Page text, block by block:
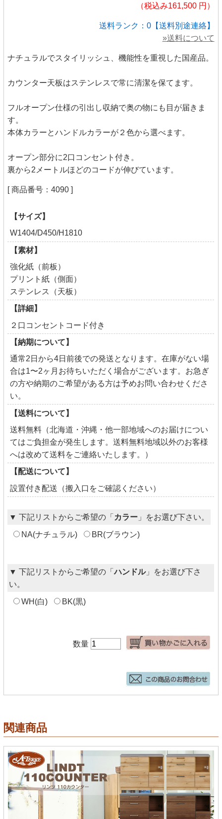
（税込み161,500 円）
送料ランク：0【送料別途連絡】
»送料について
ナチュラルでスタイリッシュ、機能性を重視した国産品。
カウンター天板はステンレスで常に清潔を保てます。
フルオープン仕様の引出し収納で奥の物にも目が届きま
す。
本体カラーとハンドルカラーが２色から選べます。
オープン部分に2口コンセント付き。
裏から2メートルほどのコードが伸びています。
[ 商品番号：4090 ]
【サイズ】
W1404/D450/H1810
【素材】
強化紙（前板）
プリント紙（側面）
ステンレス（天板）
【詳細】
２口コンセントコード付き
【納期について】
通常2日から4日前後での発送となります。在庫がない場
合は1〜2ヶ月お待ちいただく場合がございます。お急ぎ
の方や納期のご希望がある方は予めお問い合わせくださ
い。
【送料について】
送料無料（北海道・沖縄・他一部地域へのお届けについ
てはご負担金が発生します。送料無料地域以外のお客様
へは改めて送料をご連絡いたします。）
【配送について】
設置付き配送（搬入口をご確認ください）
▼ 下記リストからご希望の「 カラー 」をお選び下さい。
NA(ナチュラル) BR(ブラウン)
▼ 下記リストからご希望の「ハンドル」をお選び下さ
い。
WH(白) BK(黒)
数量
関連商品